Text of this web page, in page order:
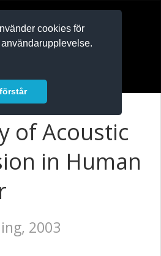
cookies för
of Acoustic
in Human
2003